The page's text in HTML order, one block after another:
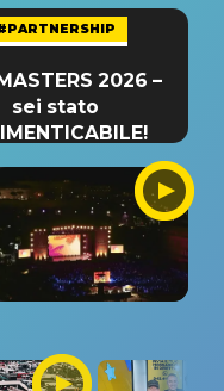
2026 –
sei stato